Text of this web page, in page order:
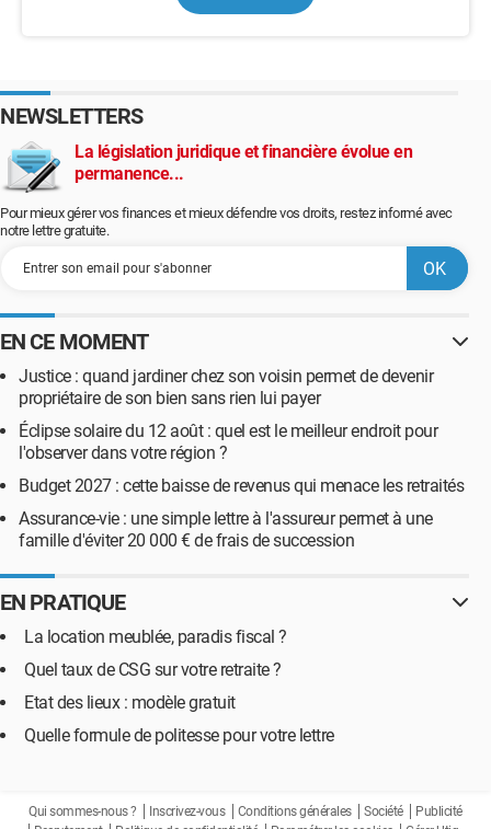
NEWSLETTERS
La législation juridique et financière évolue en
permanence...
Pour mieux gérer vos finances et mieux défendre vos droits, restez informé avec
notre lettre gratuite.
EN CE MOMENT
Justice : quand jardiner chez son voisin permet de devenir
propriétaire de son bien sans rien lui payer
Éclipse solaire du 12 août : quel est le meilleur endroit pour
l'observer dans votre région ?
Budget 2027 : cette baisse de revenus qui menace les retraités
Assurance-vie : une simple lettre à l'assureur permet à une
famille d'éviter 20 000 € de frais de succession
EN PRATIQUE
La location meublée, paradis fiscal ?
Quel taux de CSG sur votre retraite ?
Etat des lieux : modèle gratuit
Quelle formule de politesse pour votre lettre
Qui sommes-nous ? Inscrivez-vous Conditions générales Société
Publicité